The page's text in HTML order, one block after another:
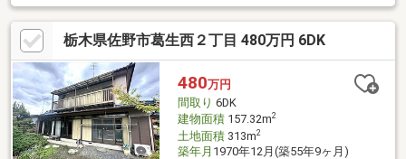
栃木県佐野市葛生西２丁目 480万円 6DK
480万円
間取り 6DK
建物面積157.32m2
土地面積313m2
築年月 1970年12月(築55年9ヶ月)